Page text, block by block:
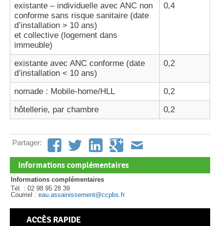
existante – individuelle avec ANC non
conforme sans risque sanitaire (date
d’installation > 10 ans)
et collective (logement dans
immeuble)
0,4
existante avec ANC conforme (date
d’installation < 10 ans)
0,2
nomade : Mobile-home/HLL
0,2
hôtellerie, par chambre
0,2
Partager:
Informations complémentaires
Informations complémentaires
Tél. : 02 98 95 28 39
Courriel : eau.assainissement@ccpbs.fr
ACCÈS RAPIDE